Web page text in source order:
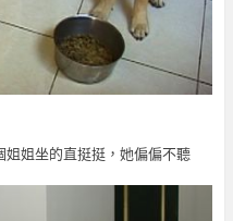
姐坐的直挺挺，她偏偏不聽